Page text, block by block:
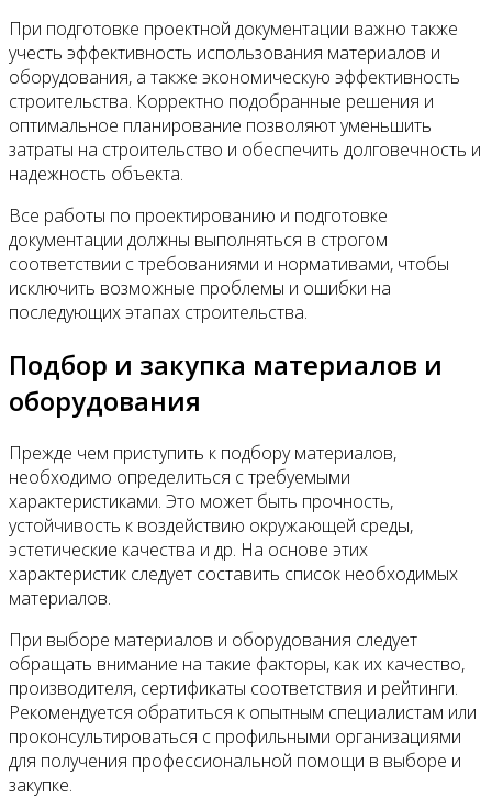
При подготовке проектной документации важно также
учесть эффективность использования материалов и
оборудования, а также экономическую эффективность
строительства. Корректно подобранные решения и
оптимальное планирование позволяют уменьшить
затраты на строительство и обеспечить долговечность и
надежность объекта.
Все работы по проектированию и подготовке
документации должны выполняться в строгом
соответствии с требованиями и нормативами, чтобы
исключить возможные проблемы и ошибки на
последующих этапах строительства.
Подбор и закупка материалов и
оборудования
Прежде чем приступить к подбору материалов,
необходимо определиться с требуемыми
характеристиками. Это может быть прочность,
устойчивость к воздействию окружающей среды,
эстетические качества и др. На основе этих
характеристик следует составить список необходимых
материалов.
При выборе материалов и оборудования следует
обращать внимание на такие факторы, как их качество,
производителя, сертификаты соответствия и рейтинги.
Рекомендуется обратиться к опытным специалистам или
проконсультироваться с профильными организациями
для получения профессиональной помощи в выборе и
закупке.